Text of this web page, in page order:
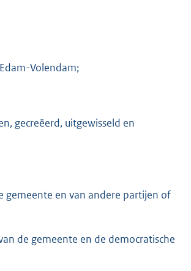
Volendam;
gecreëerd, uitgewisseld en
gemeente en van andere partijen of
de gemeente en de democratische